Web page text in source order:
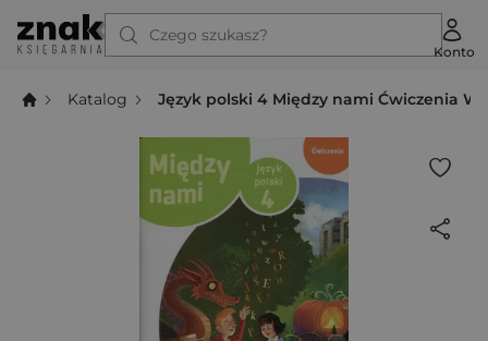
Czego szukasz?
Konto
Katalog Język polski 4 Między nami Ćwiczenia